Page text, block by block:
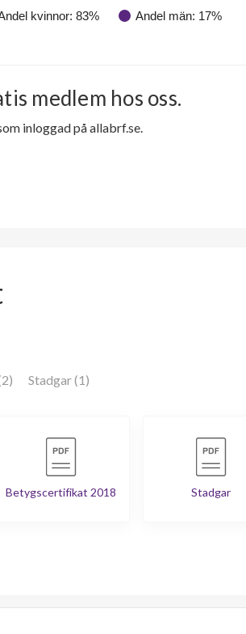
kvinnor: 83% Andel män: 17%
medlem hos oss.
inloggad på allabrf.se.
Stadgar (1)
Betygscertifikat 2018 Stadgar